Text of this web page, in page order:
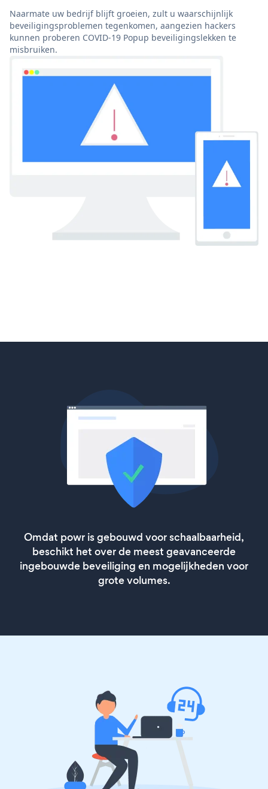
Naarmate uw bedrijf blijft groeien, zult u waarschijnlijk
beveiligingsproblemen tegenkomen, aangezien hackers
kunnen proberen COVID-19 Popup beveiligingslekken te
misbruiken.
Omdat powr is gebouwd voor schaalbaarheid,
beschikt het over de meest geavanceerde
ingebouwde beveiliging en mogelijkheden voor
grote volumes.